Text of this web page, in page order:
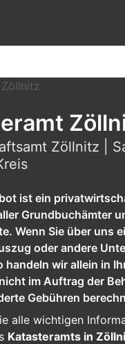
Zöllnitz |
ist ein
Grundbuchämter
Wenn Sie über uns
oder andere
handeln wir allein in
im Auftrag der
Gebühren
alle wichtigen
Katasteramts in